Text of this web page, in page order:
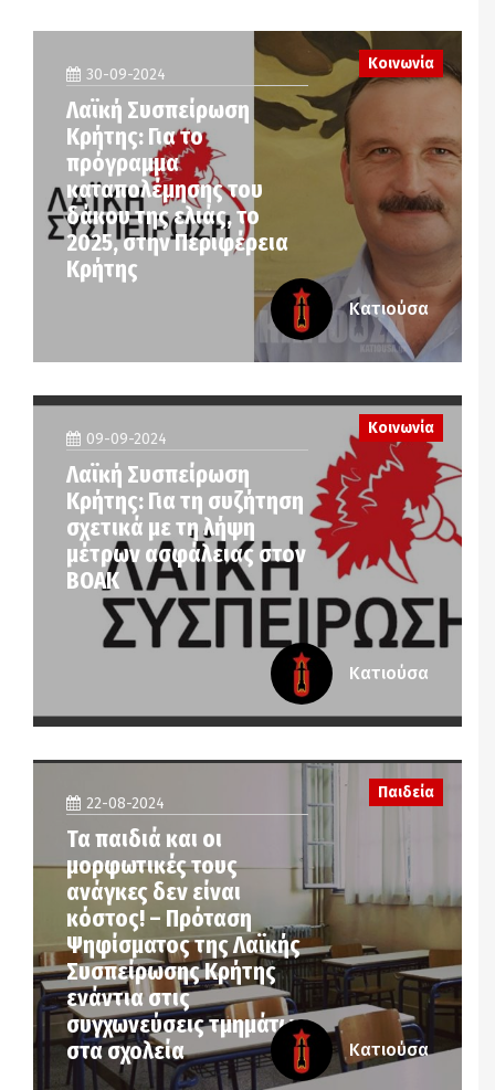
30-09-2024
Λαϊκή Συσπείρωση
Κρήτης: Για το
πρόγραμμα
καταπολέμησης του
δάκου της ελιάς, το
2025, στην Περιφέρεια
Κρήτης
Κοινωνία
Κατιούσα
09-09-2024
Λαϊκή Συσπείρωση
Κρήτης: Για τη συζήτηση
σχετικά με τη λήψη
μέτρων ασφάλειας στον
ΒΟΑΚ
Κοινωνία
Κατιούσα
22-08-2024
Τα παιδιά και οι
μορφωτικές τους
ανάγκες δεν είναι
κόστος! – Πρόταση
Ψηφίσματος της Λαϊκής
Συσπείρωσης Κρήτης
ενάντια στις
συγχωνεύσεις τμημάτων
στα σχολεία
Παιδεία
Κατιούσα